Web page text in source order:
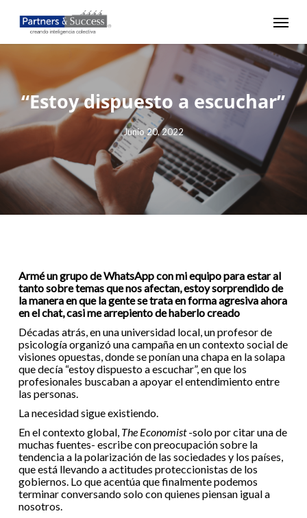
main
content
Menu
“Estoy dispuesto a escuchar”
Junio 20, 2022
Armé un grupo de WhatsApp con mi equipo para estar al
tanto sobre temas que nos afectan, estoy sorprendido de
la manera en que la gente se trata en forma agresiva ahora
en el chat, casi me arrepiento de haberlo creado
Décadas atrás, en una universidad local, un profesor de
psicología organizó una campaña en un contexto social de
visiones opuestas, donde se ponían una chapa en la solapa
que decía “estoy dispuesto a escuchar”, en que los
profesionales buscaban a apoyar el entendimiento entre
las personas.
La necesidad sigue existiendo.
En el contexto global, The Economist-solo por citar una de
muchas fuentes- escribe con preocupación sobre la
tendencia a la polarización de las sociedades y los países,
que está llevando a actitudes proteccionistas de los
gobiernos. Lo que acentúa que finalmente podemos
terminar conversando solo con quienes piensan igual a
nosotros.